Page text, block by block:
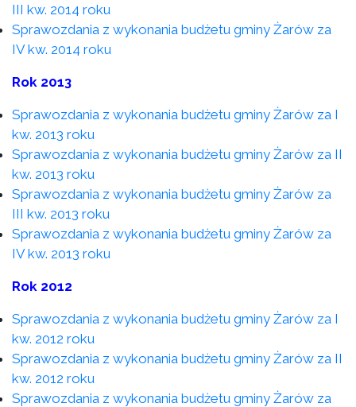
III kw. 2014 roku
Sprawozdania z wykonania budżetu gminy Żarów za
IV kw. 2014 roku
Rok 2013
Sprawozdania z wykonania budżetu gminy Żarów za I
kw. 2013 roku
Sprawozdania z wykonania budżetu gminy Żarów za II
kw. 2013 roku
Sprawozdania z wykonania budżetu gminy Żarów za
III kw. 2013 roku
Sprawozdania z wykonania budżetu gminy Żarów za
IV kw. 2013 roku
Rok 2012
Sprawozdania z wykonania budżetu gminy Żarów za I
kw. 2012 roku
Sprawozdania z wykonania budżetu gminy Żarów za II
kw. 2012 roku
Sprawozdania z wykonania budżetu gminy Żarów za